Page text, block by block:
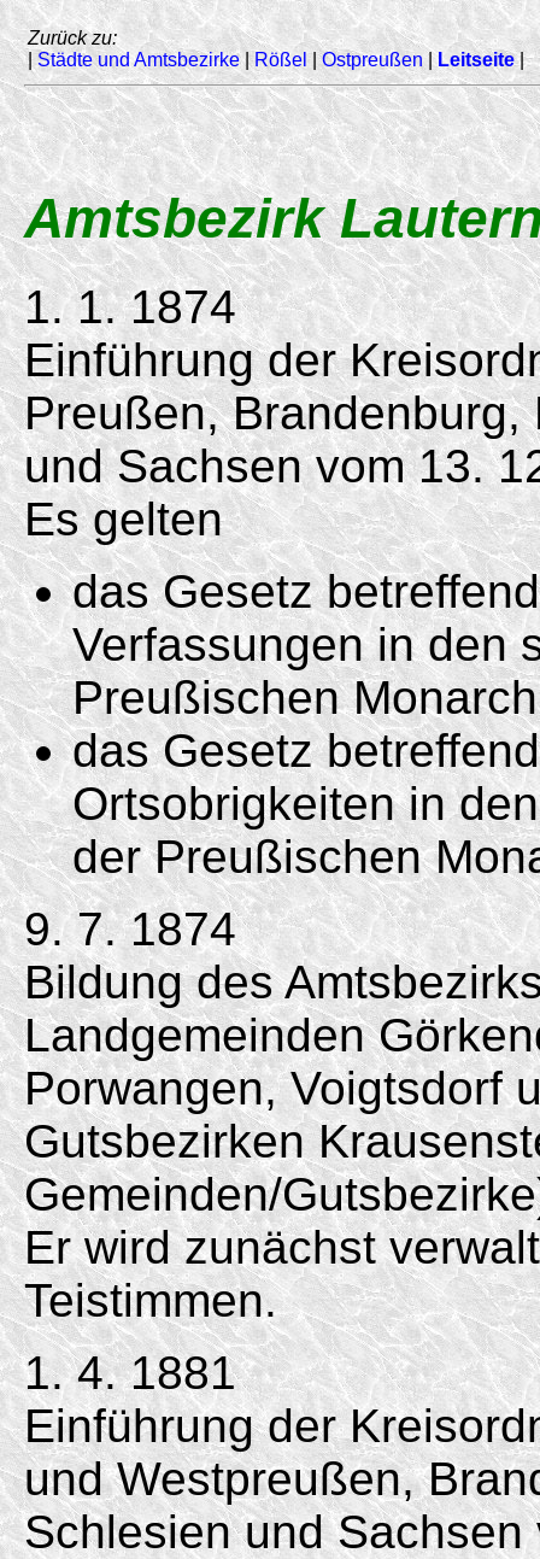
Zurück zu:
| Städte und Amtsbezirke|Rößel |Ostpreußen | Leitseite|
Amtsbezirk
1. 1. 1874
Einführung der
Preußen,
und Sachsen vom 13.
Es gelten
das Gesetz
Verfassungen in den
Preußischen
das Gesetz
Ortsobrigkeiten in
der Preußischen
9. 7. 1874
Bildung des
Landgemeinden
Porwan­gen, Voigtsdorf
Gutsbezirken
Gemeinden/
Er wird zunächst
Teistimmen.
1. 4. 1881
Einführung der
und Westpreußen,
Schlesien und